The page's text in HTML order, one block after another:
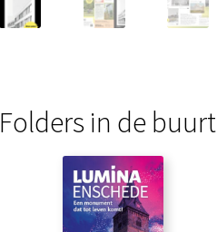
Folders in de buurt